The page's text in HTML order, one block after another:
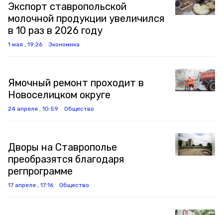
Экспорт ставропольской
молочной продукции увеличился
в 10 раз в 2026 году
1 мая , 19:26 Экономика
Ямочный ремонт проходит в
Новоселицком округе
24 апреля , 10:59 Общество
Дворы на Ставрополье
преобразятся благодаря
регпрограмме
17 апреля , 17:16 Общество